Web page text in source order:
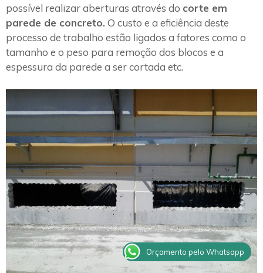
possível realizar aberturas através do corte em
parede de concreto. O custo e a eficiência deste
processo de trabalho estão ligados a fatores como o
tamanho e o peso para remoção dos blocos e a
espessura da parede a ser cortada etc.
Orçamento pelo Whatsapp